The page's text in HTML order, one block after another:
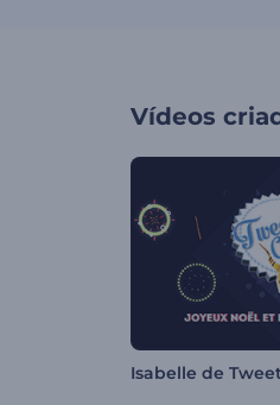
Vídeos
Isabelle de